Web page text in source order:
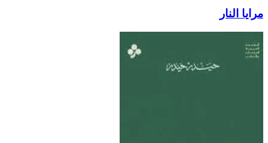
مرايا النار